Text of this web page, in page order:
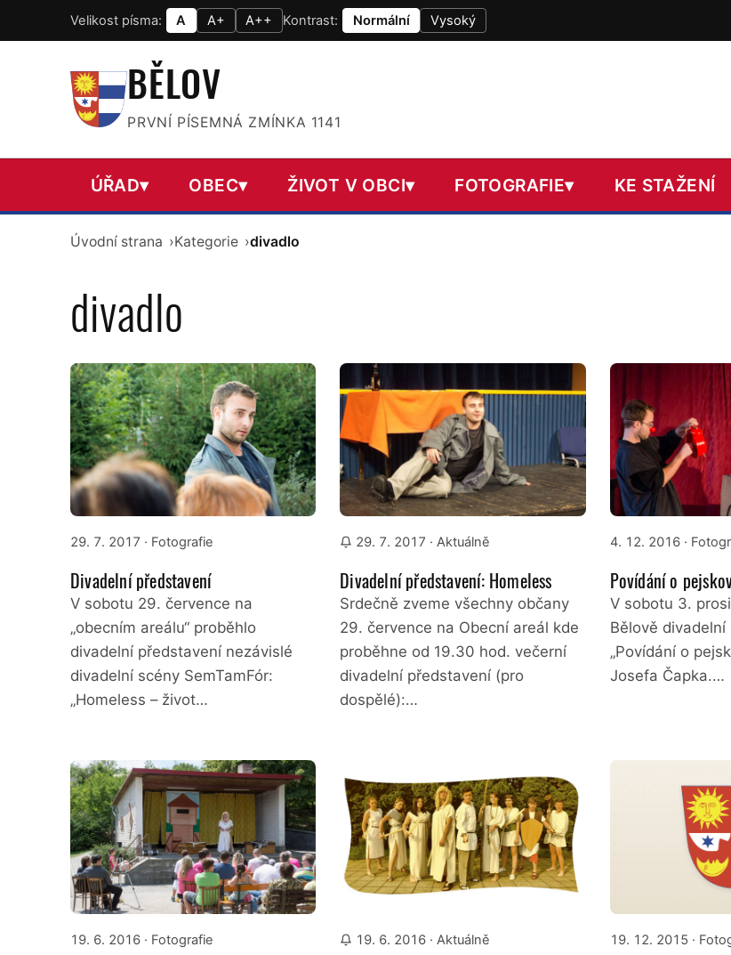
Velikost písma: A A+ A++ Kontrast: Normální Vysoký
BĚLOV
PRVNÍ PÍSEMNÁ ZMÍNKA 1141
ÚŘAD▾ OBEC▾ ŽIVOT V OBCI▾ FOTOGRAFIE▾ KE STAŽENÍ
Úvodní strana Kategorie divadlo
divadlo
29. 7. 2017 · Fotografie
Divadelní představení
V sobotu 29. července na
„obecním areálu“ proběhlo
divadelní představení nezávislé
divadelní scény SemTamFór:
„Homeless – život…
29. 7. 2017 · Aktuálně
Divadelní představení: Homeless
Srdečně zveme všechny občany
29. července na Obecní areál kde
proběhne od 19.30 hod. večerní
divadelní představení (pro
dospělé):…
4. 12. 2016·
Povídání o
V sobotu 3.
Bělově
„Povídání o
Josefa Čapka.…
19. 6. 2016 · Fotografie 19. 6. 2016· Aktuálně 19. 12. 2015·